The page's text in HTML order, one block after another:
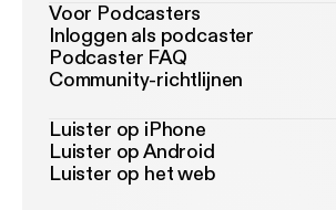
Voor Podcasters
Inloggen als podcaster
Podcaster FAQ
Community-richtlijnen
Luister op iPhone
Luister op Android
Luister op het web